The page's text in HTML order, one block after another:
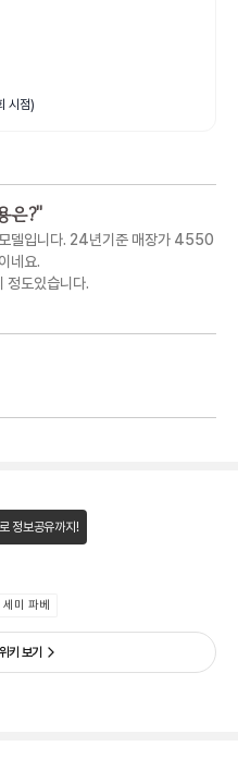
시점)
은?"
델입니다. 24년기준 매장가 4550
네요.
정도있습니다.
정보공유까지!
세미 파베
키 보기